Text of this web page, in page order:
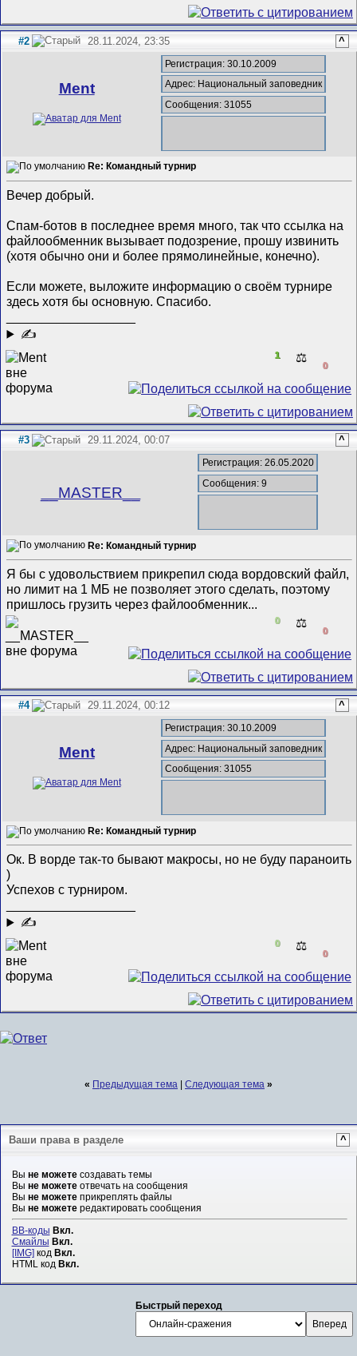
#2 28.11.2024, 23:35 ^
Ment
Регистрация: 30.10.2009
Адрес: Национальный заповедник
Сообщения: 31055
Re: Командный турнир
Вечер добрый.
Спам-ботов в последнее время много, так что ссылка на
файлообменник вызывает подозрение, прошу извинить
(хотя обычно они и более прямолинейные, конечно).
Если можете, выложите информацию о своём турнире
здесь хотя бы основную. Спасибо.
✍
1 ⚖️
0
#3 29.11.2024, 00:07 ^
__MASTER__
Регистрация: 26.05.2020
Сообщения: 9
Re: Командный турнир
Я бы с удовольствием прикрепил сюда вордовский файл,
но лимит на 1 МБ не позволяет этого сделать, поэтому
пришлось грузить через файлообменник...
0 ⚖️
0
#4 29.11.2024, 00:12 ^
Ment
Регистрация: 30.10.2009
Адрес: Национальный заповедник
Сообщения: 31055
Re: Командный турнир
Ок. В ворде так-то бывают макросы, но не буду параноить
)
Успехов с турниром.
✍
0 ⚖️
0
« Предыдущая тема | Следующая тема »
Ваши права в разделе ^
Вы не можетесоздавать темы
Вы не можетеотвечать на сообщения
Вы не можетеприкреплять файлы
Вы не можетередактировать сообщения
BB-коды Вкл.
Смайлы Вкл.
[IMG] код Вкл.
HTML код Вкл.
Быстрый переход